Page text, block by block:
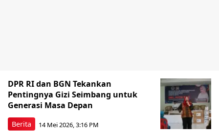
Berita
DPR RI dan BGN Tekankan
Pentingnya Gizi Seimbang untuk
Generasi Masa Depan
14 Mei 2026, 3:16 PM